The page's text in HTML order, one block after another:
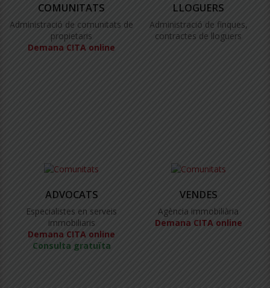
COMUNITATS
Administració de comunitats de
propietaris
Demana CITA online
LLOGUERS
Administració de finques,
contractes de lloguers
ADVOCATS
Especialistes en serveis
immobiliaris
Demana CITA online
Consulta gratuïta
VENDES
Agència immobiliària
Demana CITA online